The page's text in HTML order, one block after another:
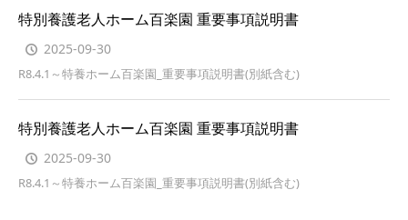
特別養護老人ホーム百楽園 重要事項説明書
2025-09-30
R8.4.1～特養ホーム百楽園_重要事項説明書(別紙含む)
特別養護老人ホーム百楽園 重要事項説明書
2025-09-30
R8.4.1～特養ホーム百楽園_重要事項説明書(別紙含む)